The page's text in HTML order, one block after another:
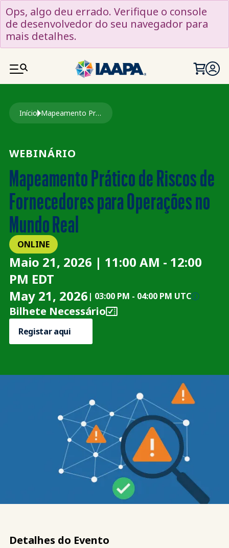
PASSAR PARA O CONTEÚDO PRINCIPAL
Ops, algo deu errado. Verifique o console
de desenvolvedor do seu navegador para
mais detalhes.
Navegação estrutural
Início Mapeamento Prático de Riscos de Fornecedores Para Operações No Mundo Real
WEBINÁRIO
Mapeamento Prático de Riscos de
Fornecedores para Operações no
Mundo Real
ONLINE
Maio 21, 2026 | 11:00 AM - 12:00
PM EDT
May 21, 2026 | 03:00 PM - 04:00 PM UTC
Bilhete Necessário
Registar aqui
Detalhes do Evento